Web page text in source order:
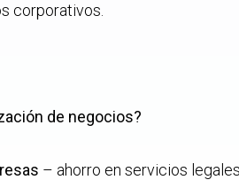
corporativos.
de negocios?
– ahorro en servicios